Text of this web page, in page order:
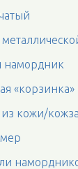
намордник
«корзинка»
кожи/